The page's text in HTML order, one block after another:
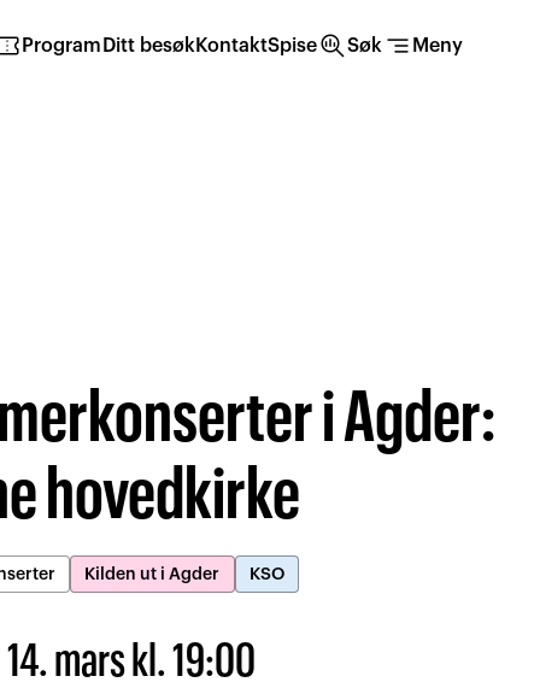
Program Ditt besøkKontaktSpisesearch_insightsSøk segment Meny
i Agder:
hovedkirke
Kilden ut i Agder KSO
mars kl. 19:00